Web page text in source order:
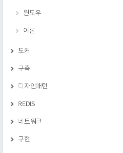
윈도우
이론
도커
구축
디자인패턴
REDIS
네트워크
구현